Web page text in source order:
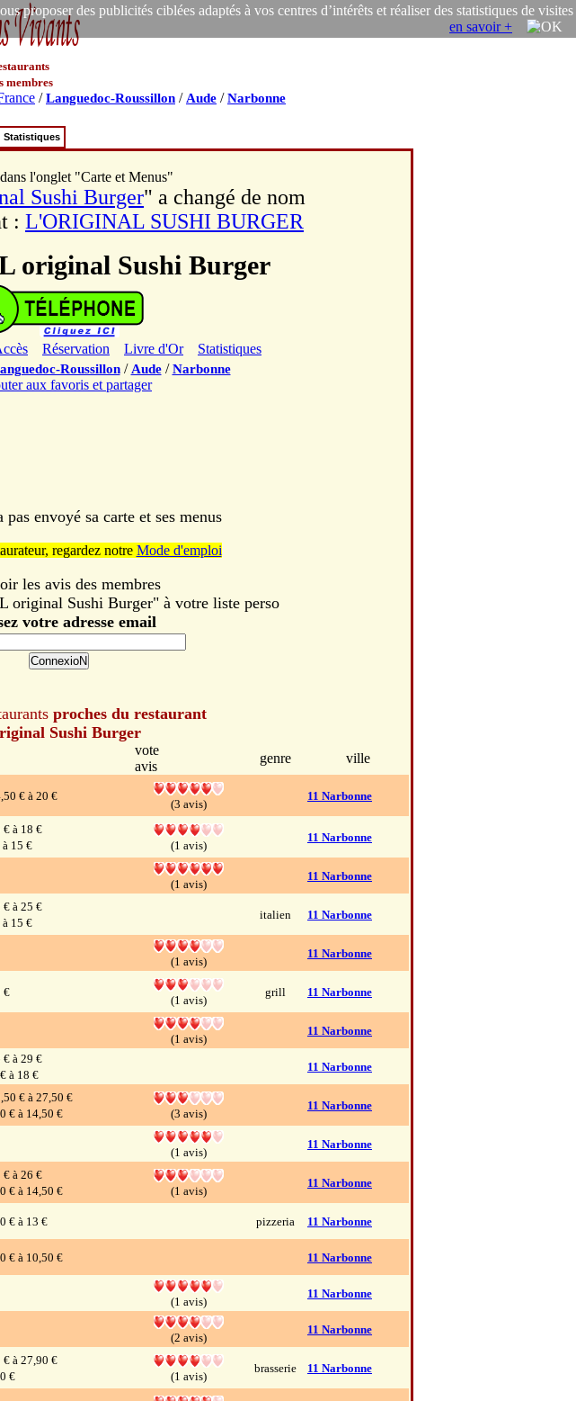
des publicités ciblées adaptés à vos centres d’intérêts et réaliser des statistiques de visites
en savoir +
membres
/Languedoc-Roussillon / Aude /Narbonne
Statistiques
l'onglet "Carte et Menus"
Sushi Burger" a changé de nom
: L'ORIGINAL SUSHI BURGER
original Sushi Burger
Réservation Livre d'Or
Statistiques
Roussillon/ Aude/Narbonne
pas envoyé sa carte et ses menus
regardez notre Mode d'emploi
les avis des membres
original Sushi Burger" à votre liste perso
votre adresse email
proches du restaurant
Sushi Burger
vote
avis
genre
ville
€ à 20 €
(3 avis)
11 Narbonne
€ à 18 €
à 15 €
(1 avis)
11 Narbonne
(1 avis)
11 Narbonne
€ à 25 €
à 15 €
italien 11 Narbonne
(1 avis)
11 Narbonne
€
(1 avis)
grill 11 Narbonne
(1 avis)
11 Narbonne
€ à 29 €
à 18 €
11 Narbonne
€ à 27,50 €
€ à 14,50 €
(3 avis)
11 Narbonne
(1 avis)
11 Narbonne
€ à 26 €
€ à 14,50 €
(1 avis)
11 Narbonne
€ à 13 € pizzeria 11 Narbonne
€ à 10,50 € 11 Narbonne
(1 avis)
11 Narbonne
(2 avis)
11 Narbonne
€ à 27,90 €
€
(1 avis)
brasserie 11 Narbonne